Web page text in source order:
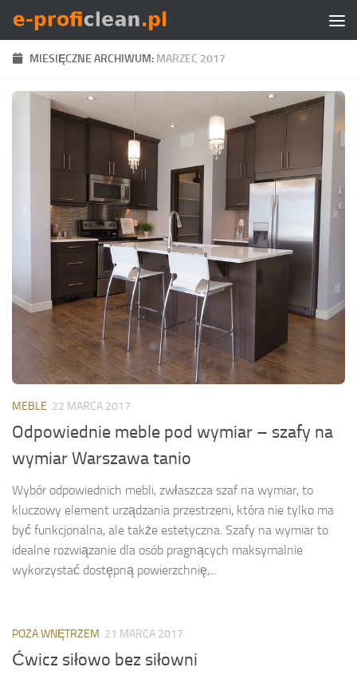
Skip to content
MIESIĘCZNE ARCHIWUM: MARZEC 2017
MEBLE 22 MARCA 2017
Odpowiednie meble pod wymiar – szafy na
wymiar Warszawa tanio
Wybór odpowiednich mebli, zwłaszcza szaf na wymiar, to
kluczowy element urządzania przestrzeni, która nie tylko ma
być funkcjonalna, ale także estetyczna. Szafy na wymiar to
idealne rozwiązanie dla osób pragnących maksymalnie
wykorzystać dostępną powierzchnię,...
POZA WNĘTRZEM 21 MARCA 2017
Ćwicz siłowo bez siłowni